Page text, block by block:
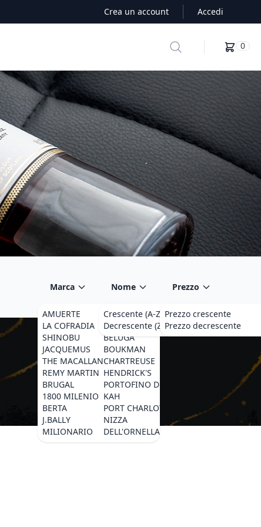
Crea un account Accedi
Search 0
Marca
AMUERTE
LA COFRADIA
SHINOBU
JACQUEMUS
THE MACALLAN
REMY MARTIN
BRUGAL
1800 MILENIO
BERTA
J.BALLY
MILIONARIO
MILLIONARIO
OCTOMORE
BELUGA
BOUKMAN
CHARTREUSE
HENDRICK'S
PORTOFINO DRY GIN
KAH
PORT CHARLOTTE
NIZZA
DELL'ORNELLAIA
AMARA
J.ROSE
SONG CAI
LIQUORI
WA BI GIN
SGRAPPA
BLUECOAT
Nome
Crescente (A-Z)
Decrescente (Z-A)
Prezzo
Prezzo crescente
Prezzo decrescente